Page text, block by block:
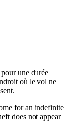
une durée
où le vol ne
for an indefinite
does not appear